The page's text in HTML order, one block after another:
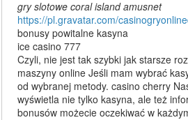
gry slotowe coral island amusnet
https://pl.gravatar.com/
bonusy powitalne kasyna
ice casino 777
Czyli, nie jest tak szybki jak starsze
maszyny online Jeśli mam wybrać
od wybranej metody. casino cherry
wyświetla nie tylko kasyna, ale też
bonusów możecie oczekiwać w